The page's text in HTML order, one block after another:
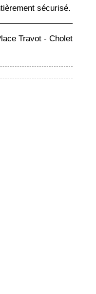
sécurisé.
Travot - Cholet